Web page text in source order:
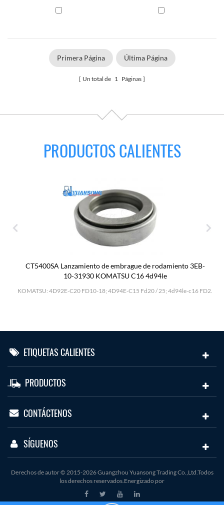
26633-71
Primera Página Última Página
Un total de 1 Páginas
PRODUCTOS CALIENTES
CT5400SA Lanzamiento de embrague de rodamiento 3EB-
10-31930 KOMATSU C16 4d94le
KOMATSU: 4D92E-C20 FD10-18; 4D94E-C15 Fd20 / 25; 4d94le-c16 FD2.
ETIQUETAS CALIENTES
PRODUCTOS
CONTÁCTENOS
SÍGUENOS
Derechos de autor © 2015-2026 Guangzhou Yuansong Trading Co.,Ltd.Todos
los derechos reservados.Energizado por